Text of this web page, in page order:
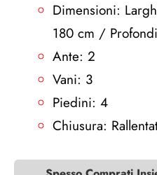
Dimensioni:
180 cm /
Ante: 2
Vani: 3
Piedini: 4
Chiusura: